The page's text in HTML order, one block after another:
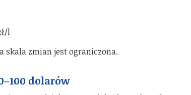
l
skala zmian jest ograniczona.
dolarów